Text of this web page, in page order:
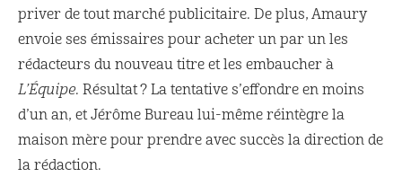
priver de tout marché publicitaire. De plus, Amaury
envoie ses émissaires pour acheter un par un les
rédacteurs du nouveau titre et les embaucher à
L’Équipe. Résultat ? La tentative s’effondre en moins
d’un an, et Jérôme Bureau lui-même réintègre la
maison mère pour prendre avec succès la direction de
la rédaction.